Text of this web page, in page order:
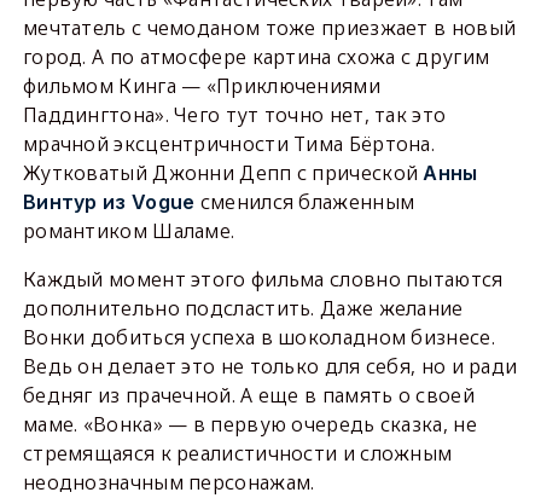
мечтатель с чемоданом тоже приезжает в новый
город. А по атмосфере картина схожа с другим
фильмом Кинга — «Приключениями
Паддингтона». Чего тут точно нет, так это
мрачной эксцентричности Тима Бëртона.
Жутковатый Джонни Депп с прическойАнны
Винтур из Vogue сменился блаженным
романтиком Шаламе.
Каждый момент этого фильма словно пытаются
дополнительно подсластить. Даже желание
Вонки добиться успеха в шоколадном бизнесе.
Ведь он делает это не только для себя, но и ради
бедняг из прачечной. А еще в память о своей
маме. «Вонка» — в первую очередь сказка, не
стремящаяся к реалистичности и сложным
неоднозначным персонажам.